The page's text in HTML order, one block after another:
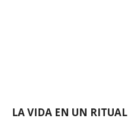
LA VIDA EN UN RITUAL